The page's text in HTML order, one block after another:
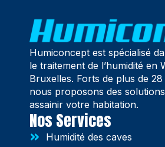
Humiconcept est spécialisé
le traitement de l’humidité en
Bruxelles. Forts de plus de 28
nous proposons des
assainir votre habitation.
Nos Services
Humidité des caves